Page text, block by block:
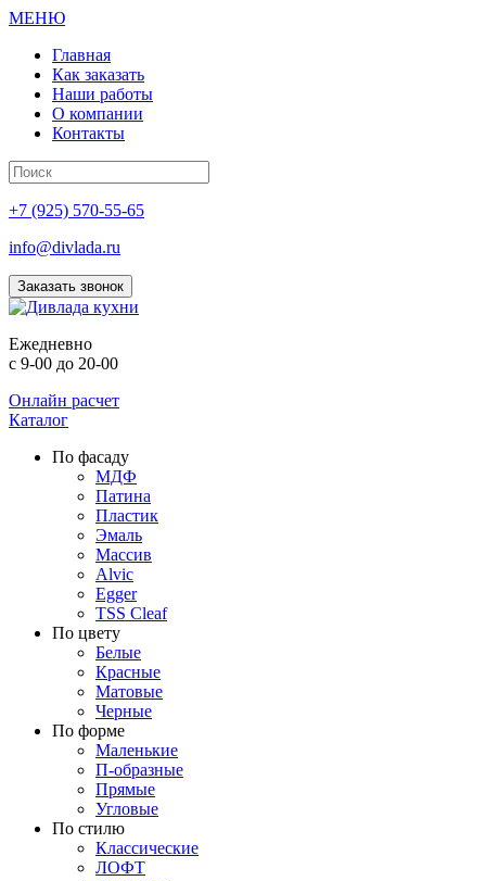
МЕНЮ
Главная
Как заказать
Наши работы
О компании
Контакты
+7 (925) 570-55-65
info@divlada.ru
Заказать звонок
Ежедневно
с 9-00 до 20-00
Онлайн расчет
Каталог
По фасаду
МДФ
Патина
Пластик
Эмаль
Массив
Alvic
Egger
TSS Cleaf
По цвету
Белые
Красные
Матовые
Черные
По форме
Маленькие
П-образные
Прямые
Угловые
По стилю
Классические
ЛОФТ